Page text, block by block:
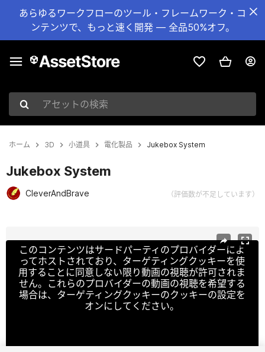
あらゆるワークフローのツール・フレームワーク・コ
ンテンツで、もっと速く開発 — 全品50%オフ。
アセットの検索
ホーム 3D 小道具 電化製品 Jukebox System
Jukebox System
CleverAndBrave （評価数が不足しています）
このコンテンツはサードパーティのプロバイダーによ
ってホストされており、ターゲティングクッキーを使
用することに同意しない限り動画の視聴が許可されま
せん。これらのプロバイダーの動画の視聴を希望する
場合は、ターゲティングクッキーのクッキーの設定を
オンにしてください。